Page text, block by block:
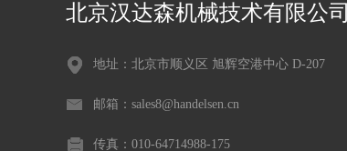
北京汉达森机械技术有限公司
地址：北京市顺义区 旭辉空港中心 D-207
邮箱：sales8@handelsen.cn
传真：010-64714988-175